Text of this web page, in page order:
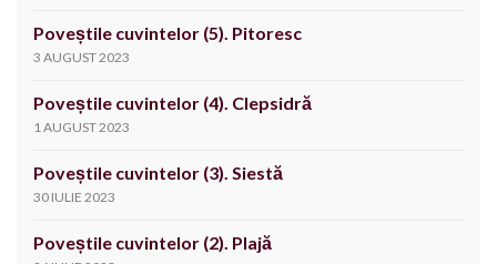
Poveștile cuvintelor (5). Pitoresc
3 AUGUST 2023
Poveștile cuvintelor (4). Clepsidră
1 AUGUST 2023
Poveștile cuvintelor (3). Siestă
30 IULIE 2023
Poveștile cuvintelor (2). Plajă